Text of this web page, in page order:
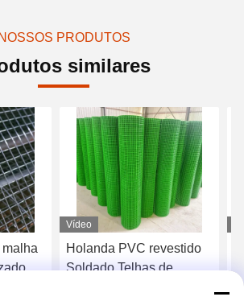
NOSSOS PRODUTOS
similares
de
Vídeo
Holanda PVC revestido
Soldado Telhas de